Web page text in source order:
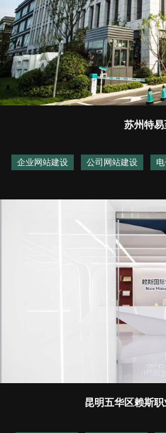
苏州特
企业网站建设 公司网站建设
昆明五华区赖斯